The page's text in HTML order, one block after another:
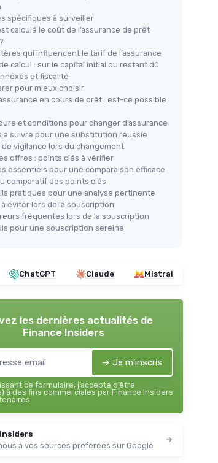
spécifiques à surveiller
calculé le coût de l’assurance de prêt
qui influencent le tarif de l’assurance
calcul : sur le capital initial ou restant dû
et fiscalité
pour mieux choisir
en cours de prêt : est-ce possible
et conditions pour changer d’assurance
à suivre pour une substitution réussie
vigilance lors du changement
offres : points clés à vérifier
essentiels pour une comparaison efficace
comparatif des points clés
pratiques pour une analyse pertinente
éviter lors de la souscription
fréquentes lors de la souscription
pour une souscription sereine
ChatGPT Claude Mistral
les dernières actualités de
Finance Insiders
➔ Je m'inscris
ce formulaire, j’accepte d’être
à des fins commerciales par Finance Insiders
à vos sources préférées sur Google